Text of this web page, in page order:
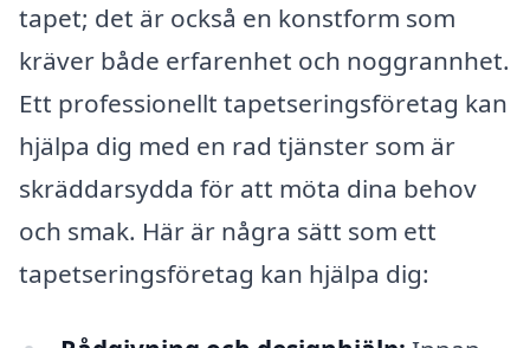
tapet; det är också en konstform som
kräver både erfarenhet och noggrannhet.
Ett professionellt tapetseringsföretag kan
hjälpa dig med en rad tjänster som är
skräddarsydda för att möta dina behov
och smak. Här är några sätt som ett
tapetseringsföretag kan hjälpa dig: